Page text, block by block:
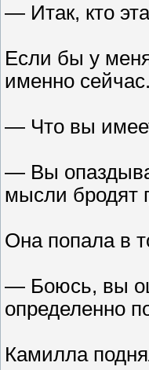
— Итак, кто
Если бы у
именно сейчас.
— Что вы
— Вы
мысли бродят
Она попала в
— Боюсь, вы
определенно
Камилла